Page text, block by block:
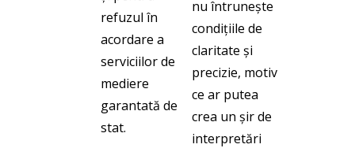
refuzul în
acordare a
serviciilor de
mediere
garantată de
stat.
nu întrunește
condițiile de
claritate și
precizie, motiv
ce ar putea
crea un șir de
interpretări